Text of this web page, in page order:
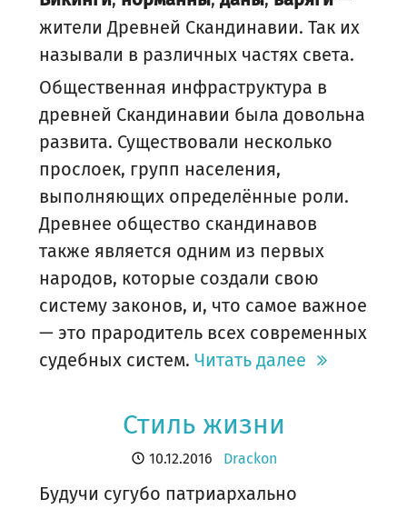
жители Древней Скандинавии. Так их
называли в различных частях света.
Общественная инфраструктура в
древней Скандинавии была довольна
развита. Существовали несколько
прослоек, групп населения,
выполняющих определённые роли.
Древнее общество скандинавов
также является одним из первых
народов, которые создали свою
систему законов, и, что самое важное
— это прародитель всех современных
судебных систем. Читать далее
Стиль жизни
10.12.2016 Drackon
Будучи сугубо патриархально